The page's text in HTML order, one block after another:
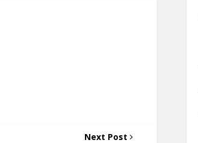
Next Post